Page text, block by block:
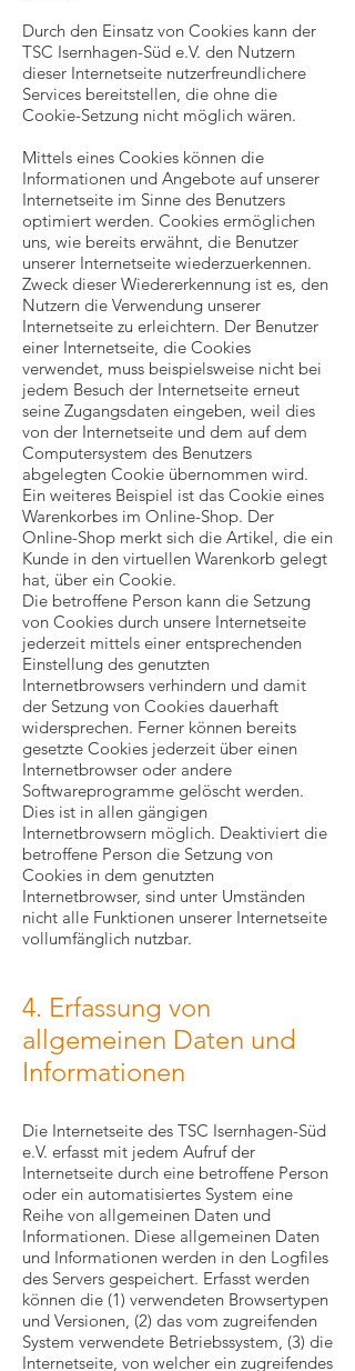
Durch den Einsatz von Cookies kann der
TSC Isernhagen-Süd e.V. den Nutzern
dieser Internetseite nutzerfreundlichere
Services bereitstellen, die ohne die
Cookie-Setzung nicht möglich wären.
Mittels eines Cookies können die
Informationen und Angebote auf unserer
Internetseite im Sinne des Benutzers
optimiert werden. Cookies ermöglichen
uns, wie bereits erwähnt, die Benutzer
unserer Internetseite wiederzuerkennen.
Zweck dieser Wiedererkennung ist es, den
Nutzern die Verwendung unserer
Internetseite zu erleichtern. Der Benutzer
einer Internetseite, die Cookies
verwendet, muss beispielsweise nicht bei
jedem Besuch der Internetseite erneut
seine Zugangsdaten eingeben, weil dies
von der Internetseite und dem auf dem
Computersystem des Benutzers
abgelegten Cookie übernommen wird.
Ein weiteres Beispiel ist das Cookie eines
Warenkorbes im Online-Shop. Der
Online-Shop merkt sich die Artikel, die ein
Kunde in den virtuellen Warenkorb gelegt
hat, über ein Cookie.
Die betroffene Person kann die Setzung
von Cookies durch unsere Internetseite
jederzeit mittels einer entsprechenden
Einstellung des genutzten
Internetbrowsers verhindern und damit
der Setzung von Cookies dauerhaft
widersprechen. Ferner können bereits
gesetzte Cookies jederzeit über einen
Internetbrowser oder andere
Softwareprogramme gelöscht werden.
Dies ist in allen gängigen
Internetbrowsern möglich. Deaktiviert die
betroffene Person die Setzung von
Cookies in dem genutzten
Internetbrowser, sind unter Umständen
nicht alle Funktionen unserer Internetseite
vollumfänglich nutzbar.
4. Erfassung von
allgemeinen Daten und
Informationen
Die Internetseite des TSC Isernhagen-Süd
e.V. erfasst mit jedem Aufruf der
Internetseite durch eine betroffene Person
oder ein automatisiertes System eine
Reihe von allgemeinen Daten und
Informationen. Diese allgemeinen Daten
und Informationen werden in den Logfiles
des Servers gespeichert. Erfasst werden
können die (1) verwendeten Browsertypen
und Versionen, (2) das vom zugreifenden
System verwendete Betriebssystem, (3) die
Internetseite, von welcher ein zugreifendes